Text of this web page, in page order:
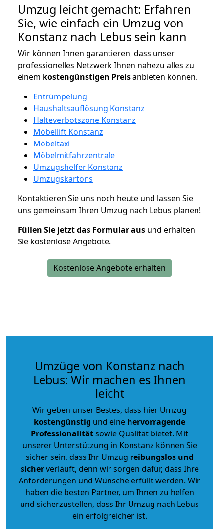
Umzug leicht gemacht: Erfahren
Sie, wie einfach ein Umzug von
Konstanz nach Lebus sein kann
Wir können Ihnen garantieren, dass unser
professionelles Netzwerk Ihnen nahezu alles zu
einem kostengünstigen Preisanbieten können.
Entrümpelung
Haushaltsauflösung Konstanz
Halteverbotszone Konstanz
Möbellift Konstanz
Möbeltaxi
Möbelmitfahrzentrale
Umzugshelfer Konstanz
Umzugskartons
Kontaktieren Sie uns noch heute und lassen Sie
uns gemeinsam Ihren Umzug nach Lebus planen!
Füllen Sie jetzt das Formular aus und erhalten
Sie kostenlose Angebote.
Kostenlose Angebote erhalten
Umzüge von Konstanz nach
Lebus: Wir machen es Ihnen
leicht
Wir geben unser Bestes, dass hier Umzug
kostengünstig und eine hervorragende
Professionalitätsowie Qualität bietet. Mit
unserer Unterstützung in Konstanz können Sie
sicher sein, dass Ihr Umzug reibungslos und
sicherverläuft, denn wir sorgen dafür, dass Ihre
Anforderungen und Wünsche erfüllt werden. Wir
haben die besten Partner, um Ihnen zu helfen
und sicherzustellen, dass Ihr Umzug nach Lebus
ein erfolgreicher ist.